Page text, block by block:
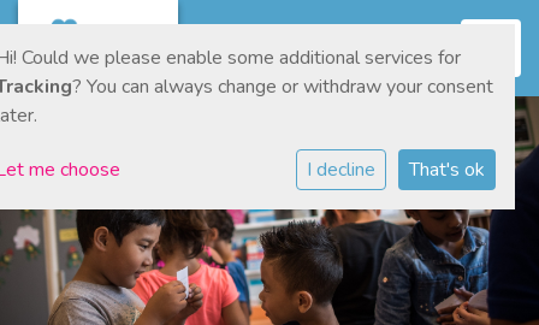
Could we please enable some additional services for
? You can always change or withdraw your consent
me choose I decline That's ok